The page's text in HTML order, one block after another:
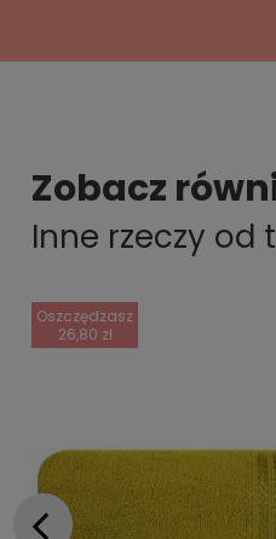
Zobacz
Inne rzeczy
Oszczędzasz
26,80 zł